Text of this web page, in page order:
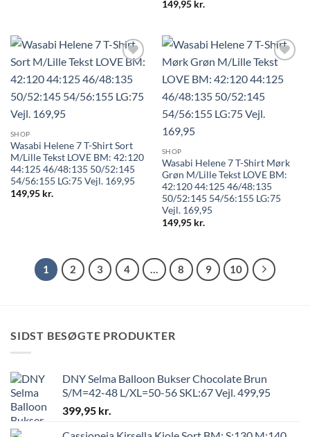
149,95 kr.
SHOP
Wasabi Helene 7 T-Shirt Sort
M/Lille Tekst LOVE BM: 42:120
44:125 46/48:135 50/52:145
54/56:155 LG:75 Vejl. 169,95
149,95 kr.
SHOP
Wasabi Helene 7 T-Shirt Mørk
Grøn M/Lille Tekst LOVE BM:
42:120 44:125 46/48:135
50/52:145 54/56:155 LG:75
Vejl. 169,95
149,95 kr.
1 2 3 4 8 9 10
SIDST BESØGTE PRODUKTER
DNY Selma Balloon Bukser Chocolate Brun
S/M=42-48 L/XL=50-56 SKL:67 Vejl. 499,95
399,95 kr.